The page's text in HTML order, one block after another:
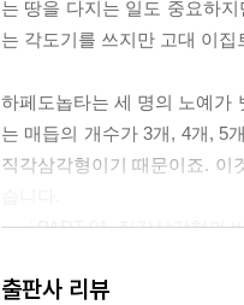
는 땅을 다지는 일도 중요하
는 각도기를 쓰지만 고대 이집
하페도놉타는 세 명의 노예가
는 매듭의 개수가 3개, 4개, 5
직각삼각형이기 때문이죠. 이
---「PART 01. 직각삼각형의
페르마의 마지막 정리가 대중
출판사 리뷰